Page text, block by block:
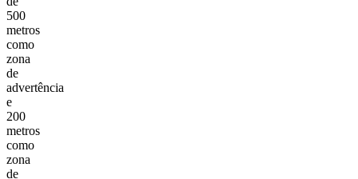
500
metros
como
zona
de
advertência
e
200
metros
como
zona
de